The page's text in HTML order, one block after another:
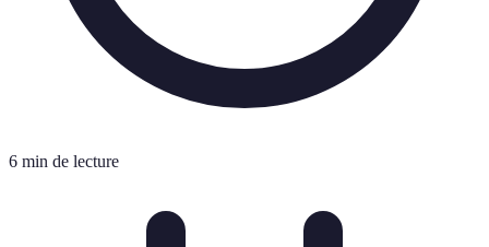
6 min de lecture